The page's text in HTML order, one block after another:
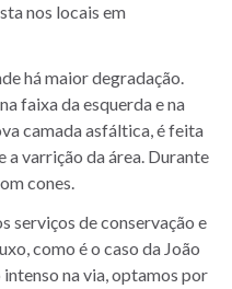
nos locais em
há maior degradação.
faixa da esquerda e na
camada asfáltica, é feita
a varrição da área. Durante
cones.
serviços de conservação e
como é o caso da João
na via, optamos por